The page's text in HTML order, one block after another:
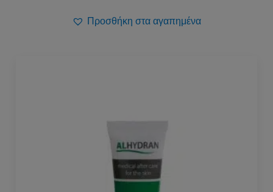
Προσθήκη στα αγαπημένα